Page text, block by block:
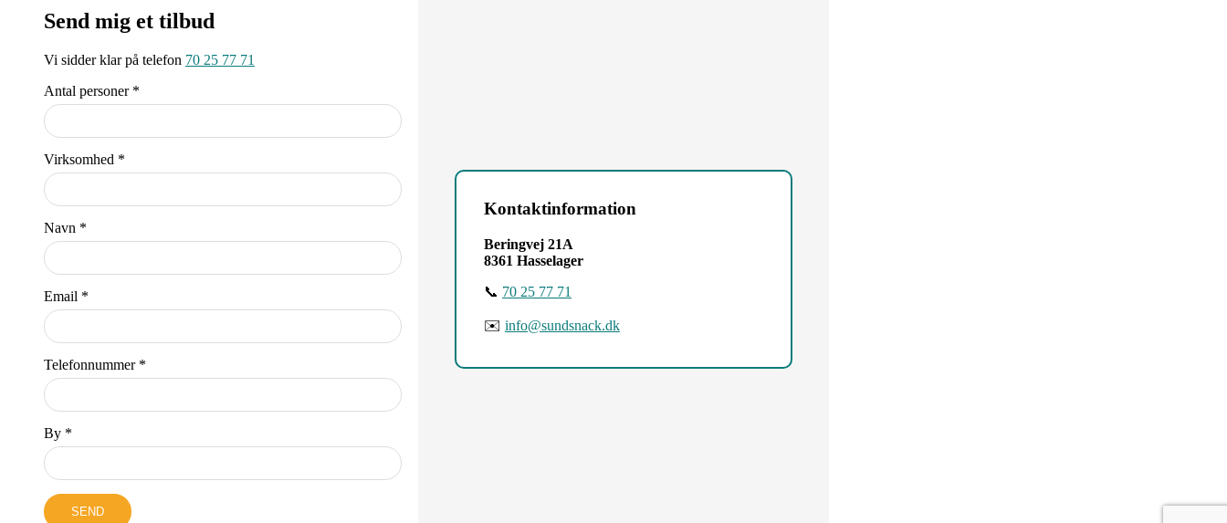
Send mig et tilbud
Vi sidder klar på telefon 70 25 77 71
Antal personer *
Virksomhed *
Navn *
Email *
Telefonnummer *
By *
SEND
Kontaktinformation
Beringvej 21A
8361 Hasselager
📞 70 25 77 71
✉️ info@sundsnack.dk